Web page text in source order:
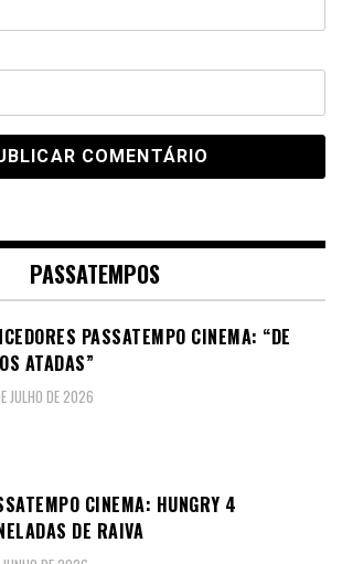
PASSATEMPOS
PASSATEMPO CINEMA: “DE
ATADAS”
JULHO DE 2026
CINEMA: HUNGRY 4
DE RAIVA